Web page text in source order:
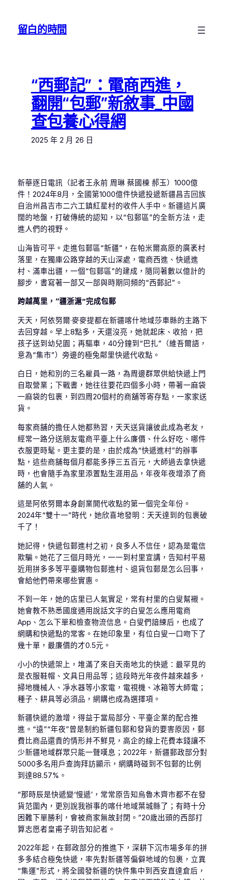
留白的時間
“西郵記”：電商西進，
翻開“包郵”新敘事_中國
查包養心得網
2025 年 2 月 26 日
新華逐日電訊（記者王永前 周琳 蔡國棟 郝玉）1000億
件！2024年8月，全國第1000億件快遞投遞新疆昌吉回族
自治州昌吉市二六工鎮紅星村的收件人手中。新疆這片廣
闊的地盤，打破傳統的認知，以“包郵區”的全新方法，走
進人們的視野。
山海皆可平。走進包郵區“新疆”，在帕米爾高原的廣袤村
落里，在獨庫公路穿越的天山深處，電商西進、快遞進
村、滿車出疆，一個“包郵區”的建成，隨同著數以億計的
腳步，書寫著一部又一部與時期同頻的“西郵記”。
跨越萬里，“疆浙滬”完成包郵
天天，阿依努爾·麥麥提都在新疆喀什地域莎車縣的主路下
去回穿越。早上8點多，天還沒亮，她就起床、收拾，把
孩子送到幼兒園；再驅車，40分鐘到“巴扎”（維吾爾語，
意為“集市”）旁邊的極兔鄰里快遞代收點。
白日，她和別的三名雇員一路，為周邊群眾供給快遞上門
自取營業；下戰書，她往往要花四個多小時，帶著一麻袋
一麻袋的包裹，到四周20個村的商舖等寄存點，一家家送
貨。
每家商舖的擔任人她都熟習，天天送貨讓彼此成為老友，
經常一路分送朋友電商平臺上什么廉價、什么好吃、哪件
衣服更時髦。更主要的是，由於成為“快遞進村”的辦事
點，這些商舖每個月都能多掙三五百元，大師過去拿快遞
時，也會隨手為家里添置點生涯用品，年夜年夜增添了商
舖的人氣。
這是阿依努爾本身創業開代收點的第一個完全年份。
2024年“雙十一”時代，她欣喜地發明：天天達到的包裹破
千了！
她記得，快遞包郵進村之初，良多人不信任，認為是電信
欺騙。她花了三個月時光，一一到村里宣講，告知村平易
近用拼多多等平臺購物包郵進村、退貨包郵是怎么回事，
會給他們帶來哪些實惠。
不到一年，她的店里已人氣實足，常有村里的白叟幫襯。
她會教不熟悉國度通用說話文字的白叟怎么應用電商
App、怎么下單和檢查物流信息。白叟們諳練后，也成了
網購和快遞點的常客。在她印象里，有位白叟一口吻下了
幾十單，最廉價的才0.5元。
小小的快遞架上，堆滿了來自天南地北的快遞：最罕見的
是衣服鞋帽、文具日用品等；這段時光年夜件越來越多，
掃地機械人、凈水器等小家電，電視機、冰箱等大師電；
種子、耕具等必須品，網購也成為選擇項。
新疆快遞的激增，得益于當局部分、平臺企業的配合推
進。“遠”“年夜”曾是制約新疆包郵和發貨的要害原因，郵
費比商品還貴的情形并不鮮見，高企的線上花費本錢讓不
少新疆地域群眾只能一聲嘆息；2022年，新疆郵政部分對
5000多名用戶查詢拜訪顯示，網購時碰到不包郵的比例
到達88.57%。
“那時辰是快遞變‘慢遞’，常常原告知烏魯木齊市都不在發
貨范圍內，更別說我辦事的喀什地域葉城縣了；有時十分
困難下單勝利，會被商家無故封閉。”20歲出頭的西部打
算志愿者皇甫子玥告知記者。
2022年起，在郵政部分的推進下，深耕下沉市場多年的拼
多多結合極兔快遞，率先對新疆等偏僻地域的包裹，立異
“集運”形式，將全國發新疆的快件集中到西安直達倉后，